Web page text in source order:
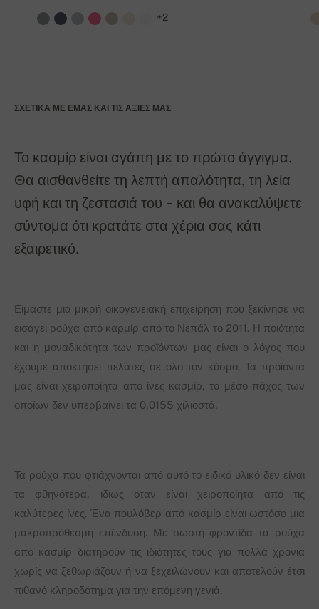
+2
ΣΧΕΤΙΚΆ ΜΕ ΕΜΆΣ ΚΑΙ ΤΙΣ ΑΞΊΕΣ ΜΑΣ
Το κασμίρ είναι αγάπη με το πρώτο άγγιγμα.
Θα αισθανθείτε τη λεπτή απαλότητα, τη λεία
υφή και τη ζεστασιά του - και θα ανακαλύψετε
σύντομα ότι κρατάτε στα χέρια σας κάτι
εξαιρετικό.
Είμαστε μια μικρή οικογενειακή επιχείρηση που ξεκίνησε να
εισάγει ρούχα από καρμίρ από το Νεπάλ το 2011. Η ποιότητα
και η μοναδικότητα των προϊόντων μας είναι ο λόγος που
έχουμε αποκτήσει πελάτες σε όλο τον κόσμο. Τα προϊόντα
μας είναι χειροποίητα από ίνες κασμίρ, το μέσο πάχος των
οποίων δεν υπερβαίνει τα 0,0155 χιλιοστά.
Τα ρούχα που φτιάχνονται από αυτό το ειδικό υλικό δεν είναι
τα φθηνότερα, ιδίως όταν είναι χειροποίητα από τις
καλύτερες ίνες. Ένα πουλόβερ από κασμίρ είναι ωστόσο μια
μακροπρόθεσμη επένδυση. Με σωστή φροντίδα τα ρούχα
από κασμίρ διατηρούν τις ιδιότητές τους για πολλά χρόνια
χωρίς να ξεθωριάζουν ή να ξεχειλώνουν και αποτελούν έτσι
πιθανό κληροδότημα για την επόμενη γενιά.